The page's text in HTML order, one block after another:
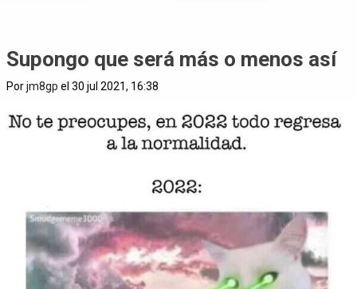
Supongo que será más o menos así
Porjm8gp el 30 jul 2021, 16:38